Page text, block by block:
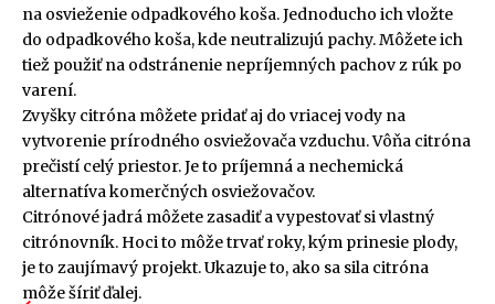
na osvieženie odpadkového koša. Jednoducho ich vložte
do odpadkového koša, kde neutralizujú pachy. Môžete ich
tiež použiť na odstránenie nepríjemných pachov z rúk po
varení.
Zvyšky citróna môžete pridať aj do vriacej vody na
vytvorenie prírodného osviežovača vzduchu. Vôňa citróna
prečistí celý priestor. Je to príjemná a nechemická
alternatíva komerčných osviežovačov.
Citrónové jadrá môžete zasadiť a vypestovať si vlastný
citrónovník. Hoci to môže trvať roky, kým prinesie plody,
je to zaujímavý projekt. Ukazuje to, ako sa sila citróna
môže šíriť ďalej.